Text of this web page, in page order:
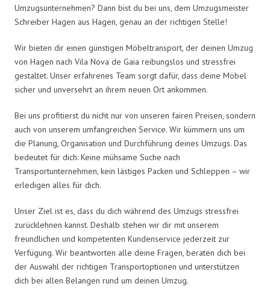
Umzugsunternehmen? Dann bist du bei uns, dem Umzugsmeister
Schreiber Hagen aus Hagen, genau an der richtigen Stelle!
Wir bieten dir einen günstigen Möbeltransport, der deinen Umzug
von Hagen nach Vila Nova de Gaia reibungslos und stressfrei
gestaltet. Unser erfahrenes Team sorgt dafür, dass deine Möbel
sicher und unversehrt an ihrem neuen Ort ankommen.
Bei uns profitierst du nicht nur von unseren fairen Preisen, sondern
auch von unserem umfangreichen Service. Wir kümmern uns um
die Planung, Organisation und Durchführung deines Umzugs. Das
bedeutet für dich: Keine mühsame Suche nach
Transportunternehmen, kein lästiges Packen und Schleppen – wir
erledigen alles für dich.
Unser Ziel ist es, dass du dich während des Umzugs stressfrei
zurücklehnen kannst. Deshalb stehen wir dir mit unserem
freundlichen und kompetenten Kundenservice jederzeit zur
Verfügung. Wir beantworten alle deine Fragen, beraten dich bei
der Auswahl der richtigen Transportoptionen und unterstützen
dich bei allen Belangen rund um deinen Umzug.